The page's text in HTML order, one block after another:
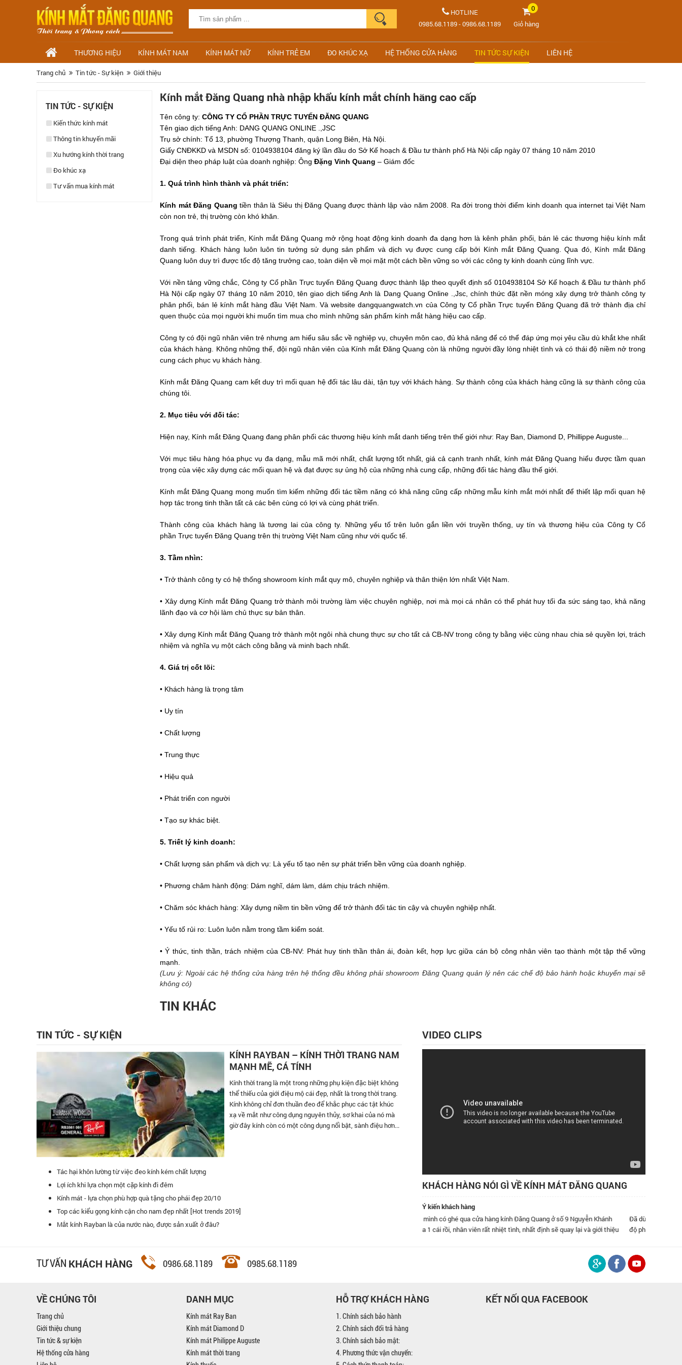
HOTLINE
0985.68.1189-0986.68.1189
0
Giỏ hàng
THƯƠNG HIỆU KÍNH MÁT NAM KÍNH MÁT NỮ KÍNH TRẺ EM ĐO KHÚC XẠ HỆ THỐNG CỬA HÀNG TIN TỨC SỰ KIỆN LIÊN HỆ
Trang chủ Tin tức - Sự kiện Giới thiệu
TIN TỨC - SỰ KIỆN
Kiến thức kính mát
Thông tin khuyến mãi
Xu hướng kính thời trang
Đo khúc xạ
Tư vấn mua kính mát
Kính mắt Đăng Quang nhà nhập khẩu kính mắt chính hãng cao cấp
Tên công ty: CÔNG TY CỔ PHẦN TRỰC TUYẾN ĐĂNG QUANG
Tên giao dịch tiếng Anh: DANG QUANG ONLINE .,JSC
Trụ sở chính: Tổ 13, phường Thượng Thanh, quận Long Biên, Hà Nội.
Giấy CNĐKKD và MSDN số: 0104938104 đăng ký lần đầu do Sở Kế hoạch & Đầu tư thành phố Hà Nội cấp ngày 07 tháng 10 năm 2010
Đại diện theo pháp luật của doanh nghiệp: Ông Đặng Vinh Quang – Giám đốc
1. Quá trình hình thành và phát triển:
Kính mát Đăng Quang tiền thân là Siêu thị Đăng Quang được thành lập vào năm 2008. Ra đời trong thời điểm kinh doanh qua internet tại Việt Nam
còn non trẻ, thị trường còn khó khăn.
Trong quá trình phát triển, Kính mắt Đăng Quang mở rộng hoạt động kinh doanh đa dạng hơn là kênh phân phối, bán lẻ các thương hiệu kính mắt
danh tiếng. Khách hàng luôn luôn tin tưởng sử dụng sản phẩm và dịch vụ được cung cấp bởi Kính mắt Đăng Quang. Qua đó, Kính mắt Đăng
Quang luôn duy trì được tốc độ tăng trưởng cao, toàn diện về mọi mặt một cách bền vững so với các công ty kinh doanh cùng lĩnh vực.
Với nền tảng vững chắc, Công ty Cổ phần Trực tuyến Đăng Quang được thành lập theo quyết định số 0104938104 Sở Kế hoạch & Đầu tư thành phố
Hà Nội cấp ngày 07 tháng 10 năm 2010, tên giao dịch tiếng Anh là Dang Quang Online .,Jsc, chính thức đặt nền móng xây dựng trở thành công ty
phân phối, bán lẻ kính mắt hàng đầu Việt Nam. Và website dangquangwatch.vn của Công ty Cổ phần Trực tuyến Đăng Quang đã trở thành địa chỉ
quen thuộc của mọi người khi muốn tìm mua cho mình những sản phẩm kính mắt hàng hiệu cao cấp.
Công ty có đội ngũ nhân viên trẻ nhưng am hiểu sâu sắc về nghiệp vụ, chuyên môn cao, đủ khả năng để có thể đáp ứng mọi yêu cầu dù khắt khe nhất
của khách hàng. Không những thế, đội ngũ nhân viên của Kính mắt Đăng Quang còn là những người đầy lòng nhiệt tình và có thái độ niềm nở trong
cung cách phục vụ khách hàng.
Kính mắt Đăng Quang cam kết duy trì mối quan hệ đối tác lâu dài, tận tụy với khách hàng. Sự thành công của khách hàng cũng là sự thành công của
chúng tôi.
2. Mục tiêu với đối tác:
Hiện nay, Kính mắt Đăng Quang đang phân phối các thương hiệu kính mắt danh tiếng trên thế giới như: Ray Ban Diamond D Phillippe Auguste
Với mục tiêu hàng hóa phục vụ đa dạng, mẫu mã mới nhất, chất lượng tốt nhất, giá cả cạnh tranh nhất, kính mát Đăng Quang hiểu được tầm quan
trọng của việc xây dựng các mối quan hệ và đạt được sự ủng hộ của những nhà cung cấp, những đối tác hàng đầu thế giới.
Kính mắt Đăng Quang mong muốn tìm kiếm những đối tác tiềm năng có khả năng cũng cấp những mẫu kính mắt mới nhất để thiết lập mối quan hệ
hợp tác trong tinh thần tất cả các bên cùng có lợi và cùng phát triển.
Thành công của khách hàng là tương lai của công ty. Những yếu tố trên luôn gắn liền với truyền thống, uy tín và thương hiệu của Công ty Cổ
phần Trực tuyến Đăng Quang trên thị trường Việt Nam cũng như với quốc tế.
3. Tầm nhìn:
• Trở thành công ty có hệ thống showroom kính mắt quy mô, chuyên nghiệp và thân thiện lớn nhất Việt Nam.
• Xây dựng Kính mắt Đăng Quang trở thành môi trường làm việc chuyên nghiệp, nơi mà mọi cá nhân có thể phát huy tối đa sức sáng tạo, khả năng
lãnh đạo và cơ hội làm chủ thực sự bản thân.
• Xây dựng Kính mắt Đăng Quang trở thành một ngôi nhà chung thực sự cho tất cả CB-NV trong công ty bằng việc cùng nhau chia sẻ quyền lợi, trách
nhiệm và nghĩa vụ một cách công bằng và minh bạch nhất.
4. Giá trị cốt lõi:
• Khách hàng là trọng tâm
• Uy tín
• Chất lượng
• Trung thực
• Hiệu quả
• Phát triển con người
• Tạo sự khác biệt.
5. Triết lý kinh doanh:
• Chất lượng sản phẩm và dịch vụ: Là yếu tố tạo nên sự phát triển bền vững của doanh nghiệp.
• Phương châm hành động: Dám nghĩ, dám làm, dám chịu trách nhiệm.
• Chăm sóc khách hàng: Xây dựng niềm tin bền vững để trở thành đối tác tin cậy và chuyên nghiệp nhất.
• Yếu tố rủi ro: Luôn luôn nằm trong tầm kiểm soát.
• Ý thức, tinh thần, trách nhiệm của CB-NV: Phát huy tinh thần thân ái, đoàn kết, hợp lực giữa cán bộ công nhân viên tạo thành một tập thể vững
mạnh.
(Lưu ý: Ngoài các hệ thống cửa hàng trên hệ thống đều không phải showroom Đăng Quang quản lý nên các chế độ bảo hành hoặc khuyến mại sẽ
không có)
TIN KHÁC
TIN TỨC - SỰ KIỆN
KÍNH RAYBAN – KÍNH THỜI TRANG NAM
MẠNH MẼ, CÁ TÍNH
Kính thời trang là một trong những phụ kiện đặc biệt không
thể thiếu của giới điệu mộ cái đẹp, nhất là trong thời trang.
Kính không chỉ đơn thuần đeo để khắc phục các tật khúc
xạ về mắt như công dụng nguyên thủy, sơ khai của nó mà
giờ đây kính còn có một công dụng nổi bật, sành điệu hơn...
Tác hại khôn lường từ việc đeo kính kém chất lượng
Lợi ích khi lựa chọn một cặp kính đi đêm
Kính mát - lựa chọn phù hợp quà tặng cho phái đẹp 20/10
Top các kiểu gọng kính cận cho nam đẹp nhất [Hot trends 2019]
Mắt kính Rayban là của nước nào, được sản xuất ở đâu?
VIDEO CLIPS
KHÁCH HÀNG NÓI GÌ VỀ KÍNH MÁT ĐĂNG QUANG
Ý kiến khách hàng
mắt Đăng Quang là hệ thống bán lẻ kính mát lớn nhất Việt Nam! Tôi rất
tưởng vào kính mắt ở hệ thống.
Hôm nay mình có ghé qua cửa hàng kính Đăng Quang ở số 9 Nguyễn Khánh
Toàn, mua 1 cái rồi, nhân viên rất nhiệt tình, nhất định sẽ quay lại và giới thiệu
Đã dùng kính của Đăng Quang hơn 1 năm rồi, thấy rất tốt. đặc biệt thích thái
độ phục vụ bên các bạn!
TƯ VẤN KHÁCH HÀNG 0986.68.1189 0985.68.1189
VỀ CHÚNG TÔI
Trang chủ
Giới thiệu chung
Tin tức & sự kiện
Hệ thống cửa hàng
DANH MỤC
Kính mát Ray Ban
Kính mát Diamond D
Kính mát Philippe Auguste
Kính mát thời trang
HỖ TRỢ KHÁCH HÀNG
1. Chính sách bảo hành
2. Chính sách đổi trả hàng
3. Chính sách bảo mật:
4. Phương thức vận chuyển:
KẾT NỐI QUA FACEBOOK